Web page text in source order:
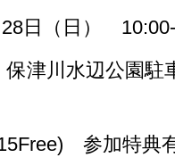
28日（日）
津川水辺公園
参加特典